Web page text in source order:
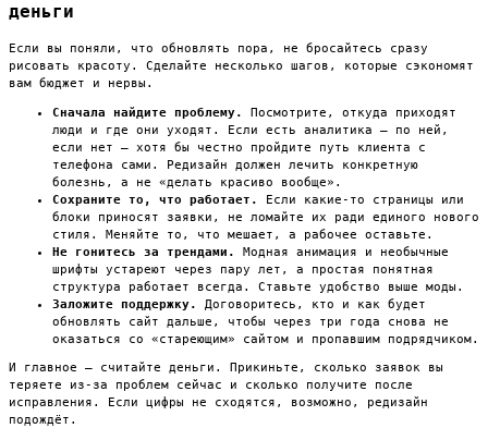
деньги
Если вы поняли, что обновлять пора, не бросайтесь сразу
рисовать красоту. Сделайте несколько шагов, которые сэкономят
вам бюджет и нервы.
Сначала найдите проблему.
Посмотрите, откуда приходят
люди и где они уходят. Если есть аналитика — по ней,
если нет — хотя бы честно пройдите путь клиента с
телефона сами. Редизайн должен лечить конкретную
болезнь, а не «делать красиво вообще».
Сохраните то, что работает.
Если какие-то страницы или
блоки приносят заявки, не ломайте их ради единого нового
стиля. Меняйте то, что мешает, а рабочее оставьте.
Не гонитесь за трендами.
Модная анимация и необычные
шрифты устареют через пару лет, а простая понятная
структура работает всегда. Ставьте удобство выше моды.
Заложите поддержку.
Договоритесь, кто и как будет
обновлять сайт дальше, чтобы через три года снова не
оказаться со «стареющим» сайтом и пропавшим подрядчиком.
И главное — считайте деньги. Прикиньте, сколько заявок вы
теряете из-за проблем сейчас и сколько получите после
исправления. Если цифры не сходятся, возможно, редизайн
подождёт.